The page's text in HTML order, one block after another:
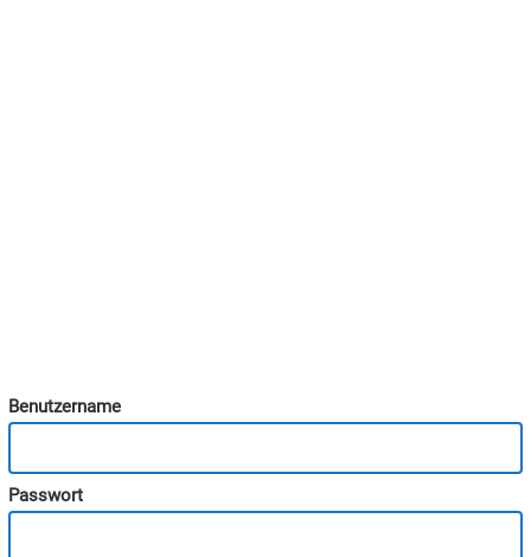
Benutzername
Passwort